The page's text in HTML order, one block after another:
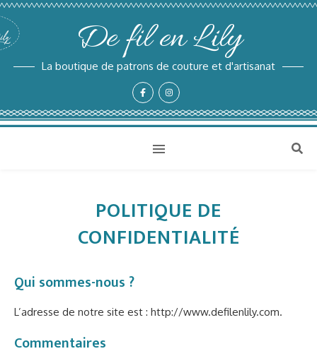
De fil en Lily
La boutique de patrons de couture et d'artisanat
POLITIQUE DE
CONFIDENTIALITÉ
Qui sommes-nous ?
L’adresse de notre site est : http://www.defilenlily.com.
Commentaires